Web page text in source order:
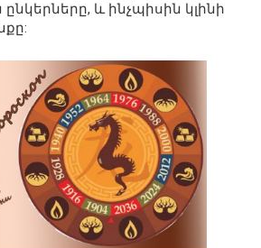
ընկերները, և ինչպիսին կլինի